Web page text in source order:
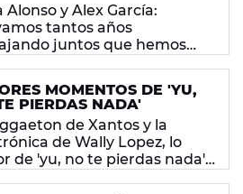
Alonso y Alex García:
tantos años
juntos que hemos
MOMENTOS DE 'YU,
PIERDAS NADA'
de Xantos y la
de Wally Lopez, lo
de 'yu, no te pierdas nada'